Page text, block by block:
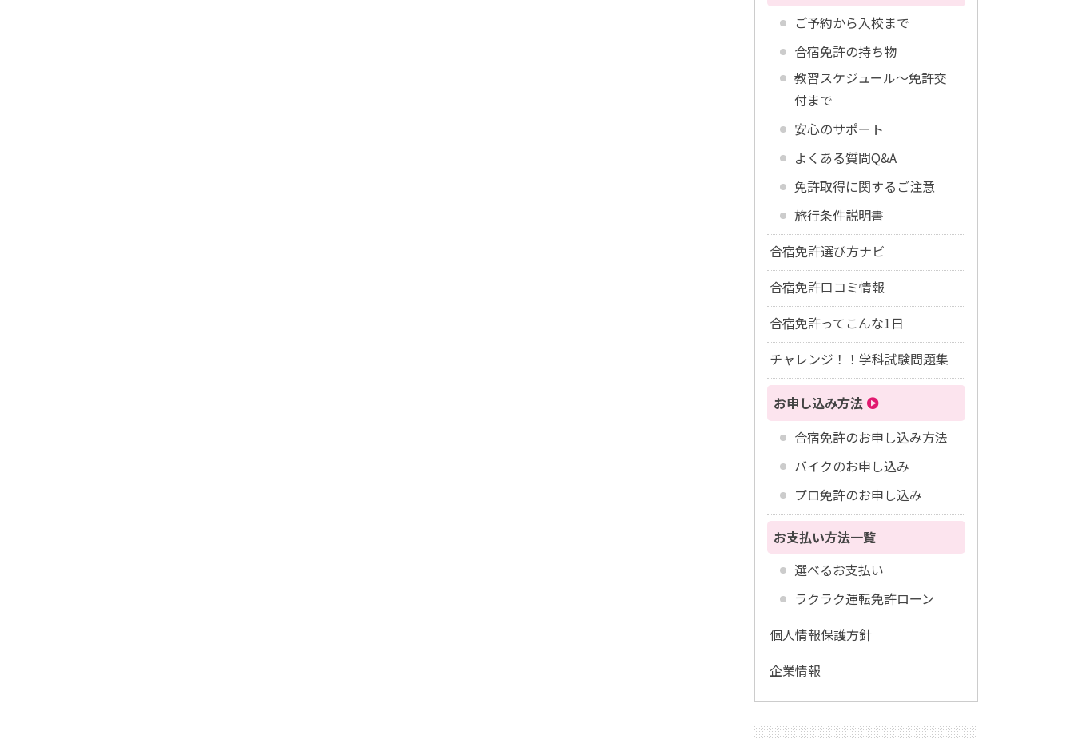
ご予約から入校まで
合宿免許の持ち物
教習スケジュール～免許交
付まで
安心のサポート
よくある質問Q&A
免許取得に関するご注意
旅行条件説明書
合宿免許選び方ナビ
合宿免許口コミ情報
合宿免許ってこんな1日
チャレンジ！！学科試験問題集
お申し込み方法
合宿免許のお申し込み方法
バイクのお申し込み
プロ免許のお申し込み
お支払い方法一覧
選べるお支払い
ラクラク運転免許ローン
個人情報保護方針
企業情報